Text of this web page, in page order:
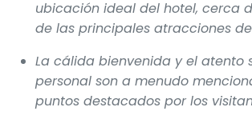
ubicación ideal del hotel, cerca
de las principales atracciones de
La cálida bienvenida y el atento
personal son a menudo
puntos destacados por los